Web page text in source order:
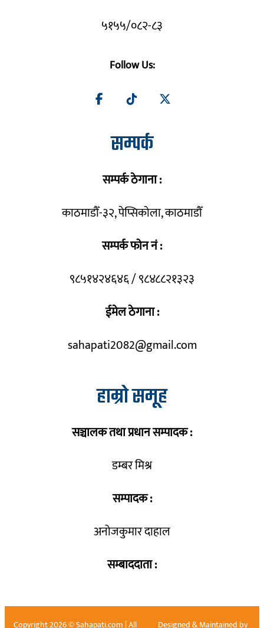
५१५५/०८२-८३
Follow Us:
सम्पर्क
सम्पर्क ठेगाना :
काठमाडौँ-३२, पेप्सिकोला, काठमाडौँ
सम्पर्क फोन नं :
९८५१४२४६४६ / ९८४८८२१३२३
ईमेल ठेगाना :
sahapati2082@gmail.com
हाम्रो समूह
सञ्चालक तथा प्रधान सम्पादक :
डम्बर मिश्र
सम्पादक :
अनोजकुमार दाहाल
सम्बाददाता :
Copyright 2026 © Sahapati.com | All Designed & Maintained by